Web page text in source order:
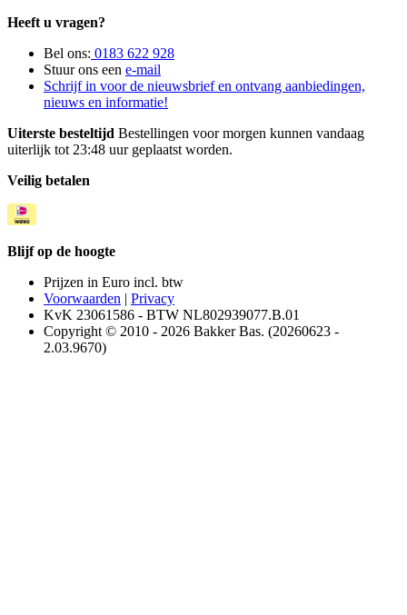
Heeft u vragen?
Bel ons: 0183 622 928
Stuur ons een e-mail
Schrijf in voor de nieuwsbrief en ontvang aanbiedingen,
nieuws en informatie!
Uiterste besteltijd Bestellingen voor morgen kunnen vandaag
uiterlijk tot 23:48 uur geplaatst worden.
Veilig betalen
Blijf op de hoogte
Prijzen in Euro incl. btw
Voorwaarden | Privacy
KvK 23061586 - BTW NL802939077.B.01
Copyright © 2010 - 2026 Bakker Bas. (20260623 -
2.03.9670)